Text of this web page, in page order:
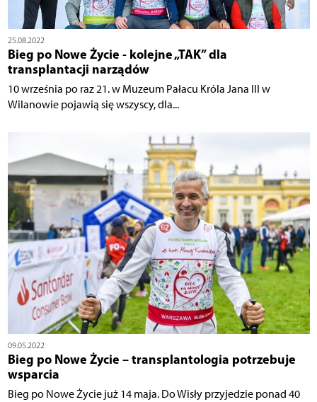
25.08.2022
Bieg po Nowe Życie - kolejne „TAK” dla
transplantacji narządów
10 września po raz 21. w Muzeum Pałacu Króla Jana III w
Wilanowie pojawią się wszyscy, dla...
09.05.2022
Bieg po Nowe Życie – transplantologia potrzebuje
wsparcia
Bieg po Nowe Życie już 14 maja. Do Wisły przyjedzie ponad 40